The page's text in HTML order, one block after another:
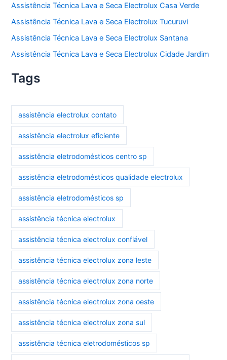
Assistência Técnica Lava e Seca Electrolux Casa Verde
Assistência Técnica Lava e Seca Electrolux Tucuruvi
Assistência Técnica Lava e Seca Electrolux Santana
Assistência Técnica Lava e Seca Electrolux Cidade Jardim
Tags
assistência electrolux contato
assistência electrolux eficiente
assistência eletrodomésticos centro sp
assistência eletrodomésticos qualidade electrolux
assistência eletrodomésticos sp
assistência técnica electrolux
assistência técnica electrolux confiável
assistência técnica electrolux zona leste
assistência técnica electrolux zona norte
assistência técnica electrolux zona oeste
assistência técnica electrolux zona sul
assistência técnica eletrodomésticos sp